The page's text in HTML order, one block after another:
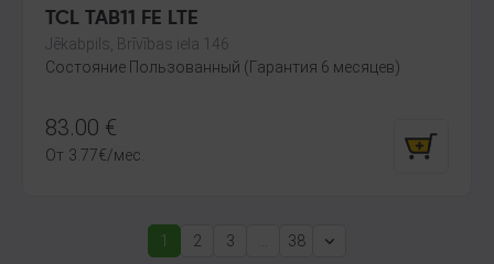
TCL TAB11 FE LTE
Jēkabpils, Brīvības iela 146
Состояние Пользованный (Гарантия 6 месяцев)
83.00 €
От 3.77€/мес.
1
(current)
2 3 38
Next